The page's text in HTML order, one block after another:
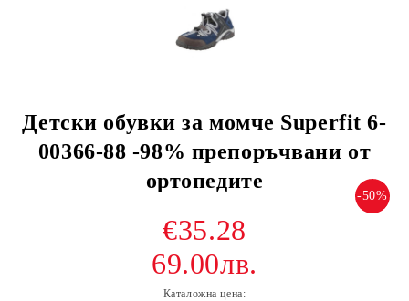
Детски обувки за момче Superfit 6-
00366-88 -98% препоръчвани от
ортопедите
-50%
€35.28
69.00лв.
Каталожна цена: